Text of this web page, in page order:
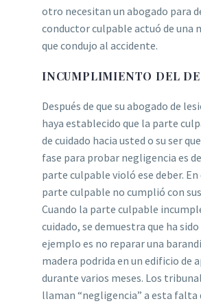
otro necesitan un abogado para
conductor culpable actuó de una
que condujo al accidente.
INCUMPLIMIENTO DEL
Después de que su abogado de
haya establecido que la parte
de cuidado hacia usted o su ser
fase para probar negligencia es
parte culpable violó ese deber.
parte culpable no cumplió con
Cuando la parte culpable
cuidado, se demuestra que ha
ejemplo es no reparar una
madera podrida en un edificio de
durante varios meses. Los
llaman “negligencia” a esta